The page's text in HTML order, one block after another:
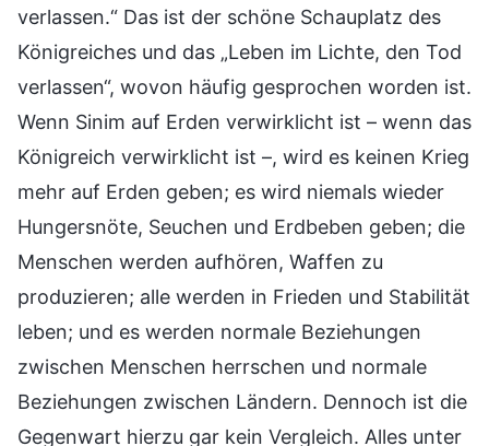
verlassen.“ Das ist der schöne Schauplatz des
Königreiches und das „Leben im Lichte, den Tod
verlassen“, wovon häufig gesprochen worden ist.
Wenn Sinim auf Erden verwirklicht ist – wenn das
Königreich verwirklicht ist –, wird es keinen Krieg
mehr auf Erden geben; es wird niemals wieder
Hungersnöte, Seuchen und Erdbeben geben; die
Menschen werden aufhören, Waffen zu
produzieren; alle werden in Frieden und Stabilität
leben; und es werden normale Beziehungen
zwischen Menschen herrschen und normale
Beziehungen zwischen Ländern. Dennoch ist die
Gegenwart hierzu gar kein Vergleich. Alles unter